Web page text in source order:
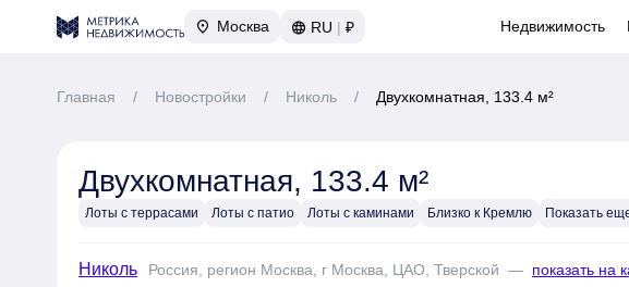
Москва RU | ₽ Недвижимость
Главная / Новостройки / Николь / Двухкомнатная, 133.4 м²
Двухкомнатная, 133.4 м²
Лоты с террасами Лоты с патио Лоты с каминами Близко к Кремлю Показать
Николь Россия, регион Москва, г Москва, ЦАО, Тверской — показать на